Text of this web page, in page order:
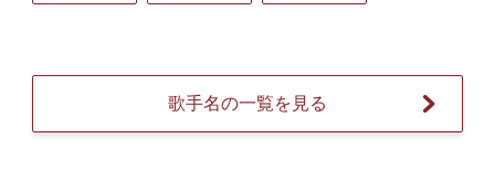
歌手名の一覧を見る